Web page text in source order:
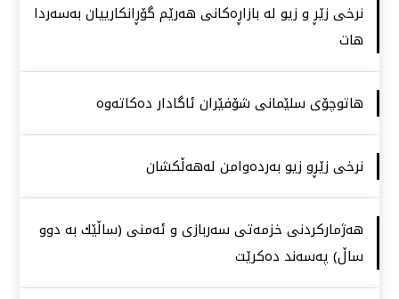
نرخی زێڕ و زیو لە بازاڕەكانی هەرێم گۆڕانكارییان بەسەردا
هات
هاتوچۆی سلێمانی شۆفێران ئاگادار دەكاتەوە
نرخی زێڕو زیو بەردەوامن لەهەڵكشان
هەژماركردنی خزمەتی سەربازی و ئەمنی (ساڵێك بە دوو
ساڵ) پەسەند دەكرێت